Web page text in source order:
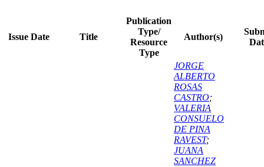
Issue Date Title
Publication
Type/
Resource
Type
Author(s)
JORGE
ALBERTO
ROSAS
CASTRO;
VALERIA
CONSUELO
DE PINA
RAVEST;
JUANA
SANCHEZ